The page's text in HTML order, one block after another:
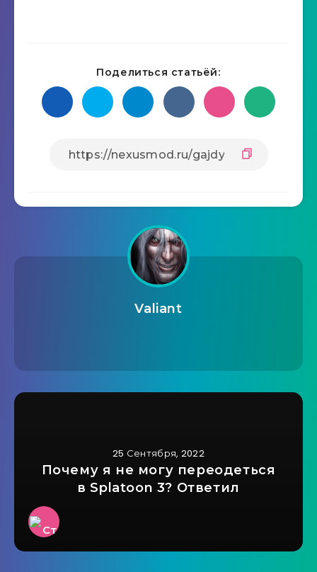
Поделиться статьёй:
Valiant
25 Сентября, 2022
Почему я не могу переодеться
в Splatoon 3? Ответил